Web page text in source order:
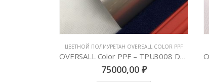
ЦВЕТНОЙ ПОЛИУРЕТАН OVERSALL COLOR PPF
OVERSALL Color PPF – TPU3044 Modena Yellow
75000,00 ₽